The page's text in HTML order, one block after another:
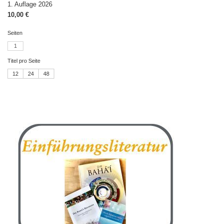
1. Auflage 2026
10,00 €
Seiten
1
Titel pro Seite
12 24 48